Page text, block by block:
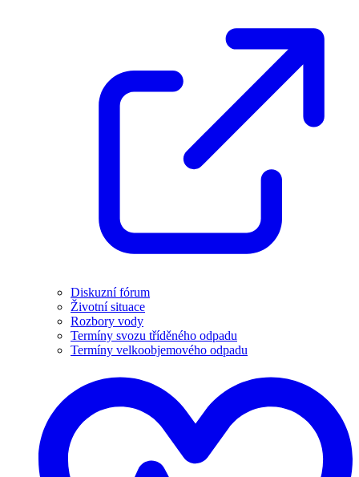
Diskuzní fórum
Životní situace
Rozbory vody
Termíny svozu tříděného odpadu
Termíny velkoobjemového odpadu